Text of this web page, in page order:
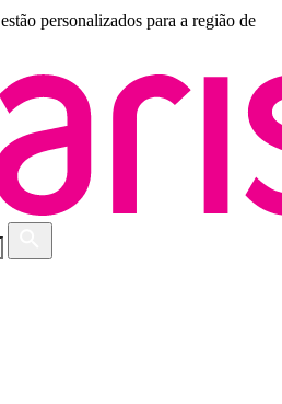
estão personalizados para a região de